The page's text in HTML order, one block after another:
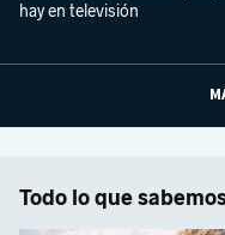
hay en televisión
Todo lo que